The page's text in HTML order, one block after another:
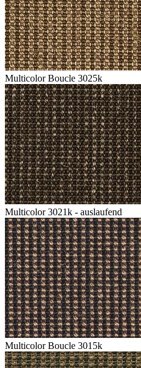
Multicolor Boucle 3025k
Multicolor 3021k - auslaufend
Multicolor Boucle 3015k